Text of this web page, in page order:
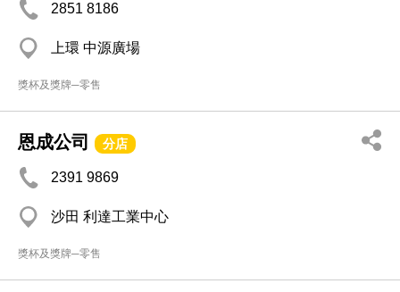
2851 8186
上環 中源廣場
獎杯及獎牌─零售
恩成公司 分店
2391 9869
沙田 利達工業中心
獎杯及獎牌─零售